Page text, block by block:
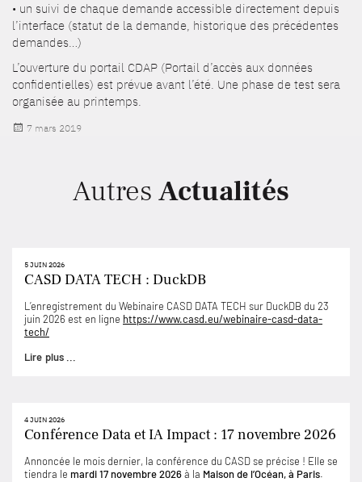
• un suivi de chaque demande accessible directement depuis
l’interface (statut de la demande, historique des précédentes
demandes…)
L’ouverture du portail CDAP (Portail d’accès aux données
confidentielles) est prévue avant l’été. Une phase de test sera
organisée au printemps.
Publié
7 mars 2019
Autres Actualités
5 JUIN 2026
CASD DATA TECH : DuckDB
L’enregistrement du Webinaire CASD DATA TECH sur DuckDB du 23
juin 2026 est en ligne https://www.casd.eu/webinaire-casd-data-
tech/
Lire plus ...
4 JUIN 2026
Conférence Data et IA Impact : 17 novembre 2026
Annoncée le mois dernier, la conférence du CASD se précise ! Elle se
tiendra le mardi 17 novembre 2026à la Maison de l’Océan, à Paris.